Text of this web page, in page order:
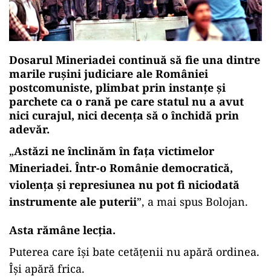
Dosarul Mineriadei continuă să fie una dintre
marile rușini judiciare ale României
postcomuniste, plimbat prin instanțe și
parchete ca o rană pe care statul nu a avut
nici curajul, nici decența să o închidă prin
adevăr.
„Astăzi ne înclinăm în faţa victimelor
Mineriadei. Într-o Românie democratică,
violenţa şi represiunea nu pot fi niciodată
instrumente ale puterii”, a mai spus Bolojan.
Asta rămâne lecția.
Puterea care își bate cetățenii nu apără ordinea.
Își apără frica.